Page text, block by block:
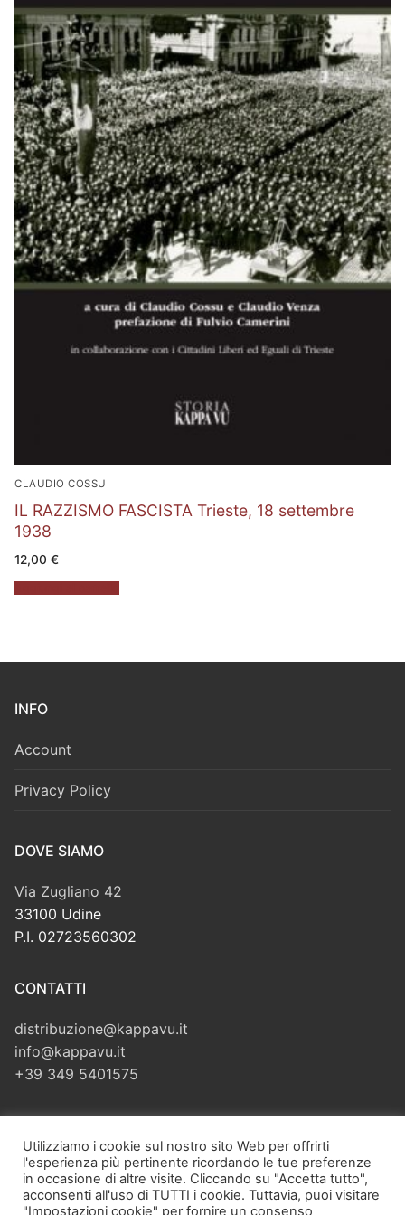
CLAUDIO COSSU
IL RAZZISMO FASCISTA Trieste, 18 settembre
1938
12,00 €
INFO
Account
Privacy Policy
DOVE SIAMO
Via Zugliano 42
33100 Udine
P.I. 02723560302
CONTATTI
distribuzione@kappavu.it
info@kappavu.it
+39 349 5401575
Cerca:
Utilizziamo i cookie sul nostro sito Web per offrirti
l'esperienza più pertinente ricordando le tue preferenze
in occasione di altre visite. Cliccando su "Accetta tutto",
acconsenti all'uso di TUTTI i cookie. Tuttavia, puoi visitare
"Impostazioni cookie" per fornire un consenso